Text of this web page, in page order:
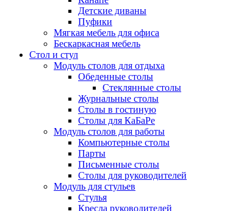
Детские диваны
Пуфики
Мягкая мебель для офиса
Бескаркасная мебель
Стол и стул
Модуль столов для отдыха
Обеденные столы
Стеклянные столы
Журнальные столы
Столы в гостиную
Столы для КаБаРе
Модуль столов для работы
Компьютерные столы
Парты
Письменные столы
Столы для руководителей
Модуль для стульев
Стулья
Кресла руководителей